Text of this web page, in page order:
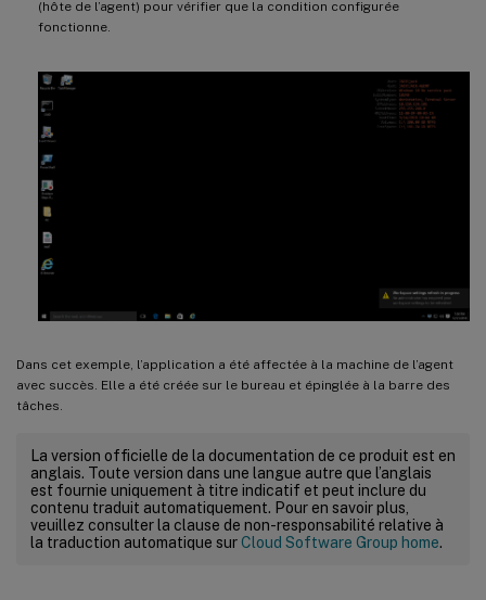
(hôte de l’agent) pour vérifier que la condition configurée
fonctionne.
Dans cet exemple, l’application a été affectée à la machine de l’agent
avec succès. Elle a été créée sur le bureau et épinglée à la barre des
tâches.
La version officielle de la documentation de ce produit est en
anglais. Toute version dans une langue autre que l’anglais
est fournie uniquement à titre indicatif et peut inclure du
contenu traduit automatiquement. Pour en savoir plus,
veuillez consulter la clause de non-responsabilité relative à
la traduction automatique surCloud Software Group home.